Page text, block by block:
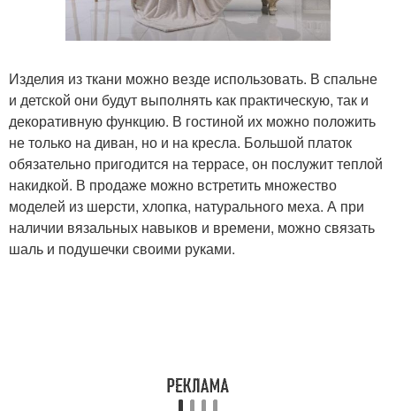
Изделия из ткани можно везде использовать. В спальне
и детской они будут выполнять как практическую, так и
декоративную функцию. В гостиной их можно положить
не только на диван, но и на кресла. Большой платок
обязательно пригодится на террасе, он послужит теплой
накидкой. В продаже можно встретить множество
моделей из шерсти, хлопка, натурального меха. А при
наличии вязальных навыков и времени, можно связать
шаль и подушечки своими руками.